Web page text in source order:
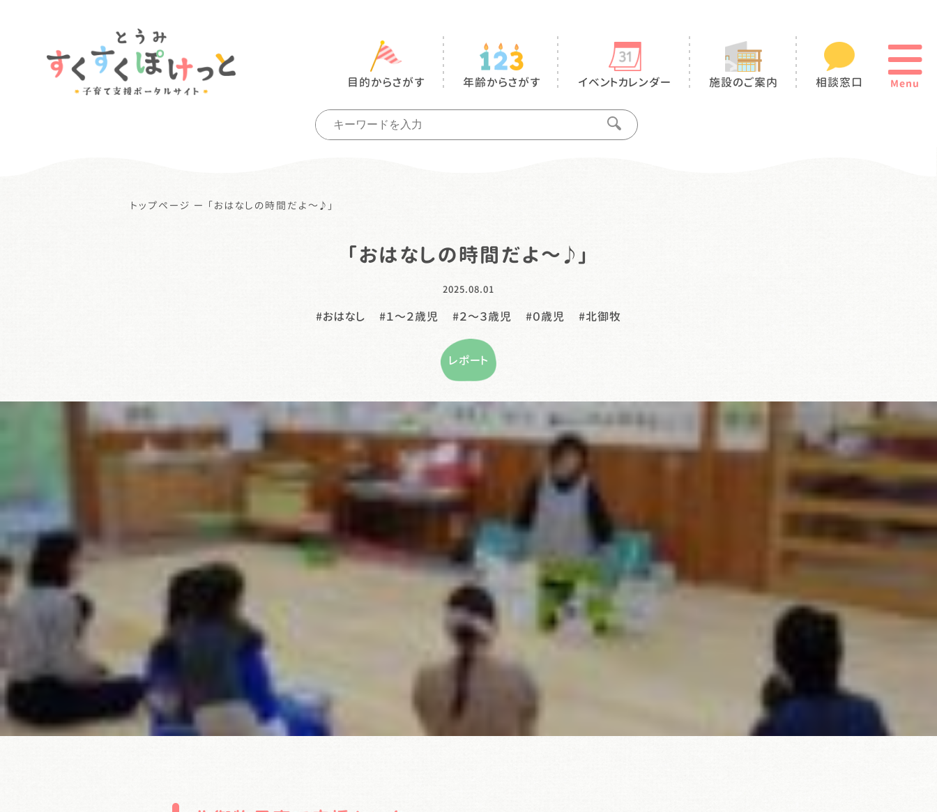
目的からさがす 年齢からさがす イベントカレンダー 施設のご案内 相談窓口 Menu
トップページ ー 「おはなしの時間だよ～♪」
「おはなしの時間だよ～♪」
2025.08.01
おはなし １〜２歳児 ２〜３歳児 ０歳児 北御牧
レポート